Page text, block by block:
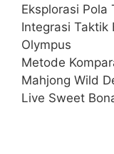
Eksplorasi Pola
Integrasi Taktik
Olympus
Metode
Mahjong Wild
Live Sweet